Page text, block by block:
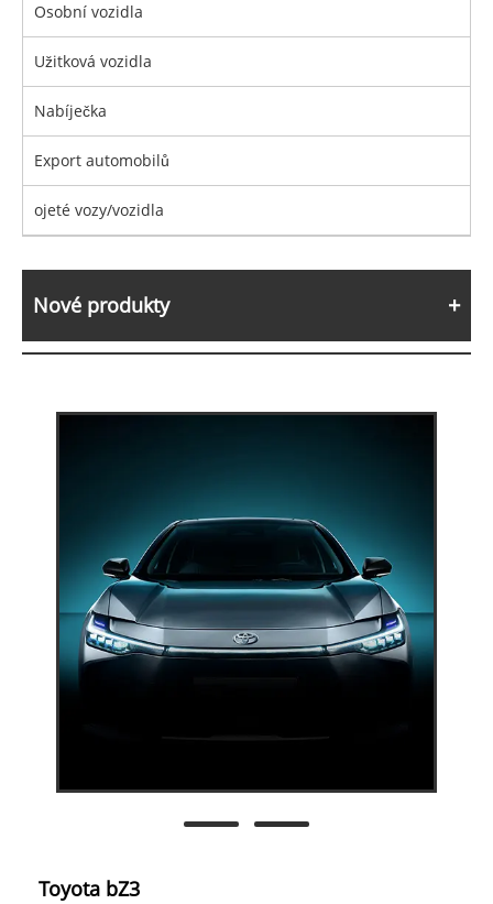
Osobní vozidla
Užitková vozidla
Nabíječka
Export automobilů
ojeté vozy/vozidla
Nové produkty
Toyota bZ3